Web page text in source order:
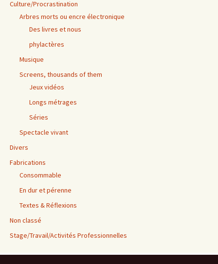
Culture/Procrastination
Arbres morts ou encre électronique
Des livres et nous
phylactères
Musique
Screens, thousands of them
Jeux vidéos
Longs métrages
Séries
Spectacle vivant
Divers
Fabrications
Consommable
En dur et pérenne
Textes & Réflexions
Non classé
Stage/Travail/Activités Professionnelles